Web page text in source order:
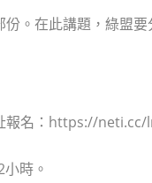
。在此講題，綠盟
報名：https://
時。